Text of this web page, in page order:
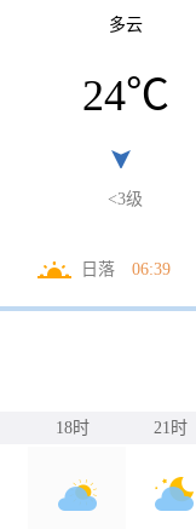
多云
24℃
<3级
日落 06:39
18时 21时